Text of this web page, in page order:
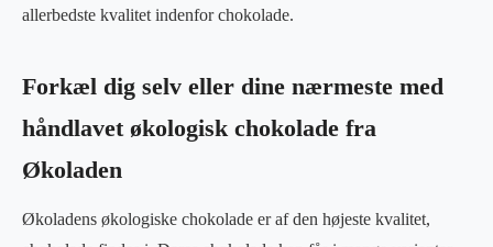
allerbedste kvalitet indenfor chokolade.
Forkæl dig selv eller dine nærmeste med
håndlavet økologisk chokolade fra
Økoladen
Økoladens økologiske chokolade er af den højeste kvalitet,